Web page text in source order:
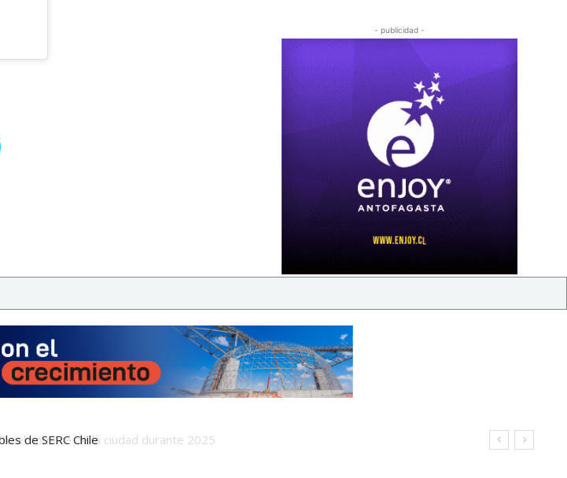
- publicidad -